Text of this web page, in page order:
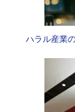
ハラル産業